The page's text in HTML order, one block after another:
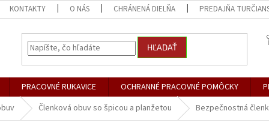
KONTAKTY O NÁS CHRÁNENÁ DIELŇA PREDAJŇA
HĽADAŤ
PRACOVNÉ RUKAVICE OCHRANNÉ PRACOVNÉ POMÔCKY
Členková obuv so špicou a planžetou Bezpečnostná